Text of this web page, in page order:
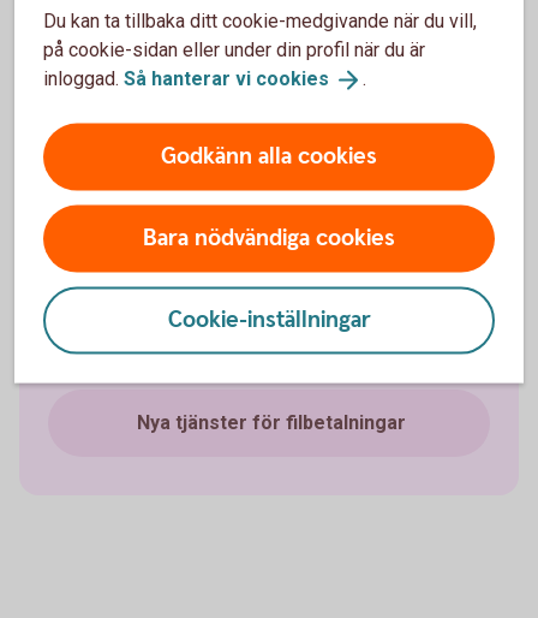
betalningstransaktioner för betaltyperna Lön och
Utbetalning (konto till konto).
Nya tjänster för filbetalningar
Du kan ta tillbaka ditt cookie-medgivande när du vill,
på cookie-sidan eller under din profil när du är
inloggad. Så hanterar vi cookies .
Godkänn alla cookies
Bara nödvändiga cookies
Cookie-inställningar